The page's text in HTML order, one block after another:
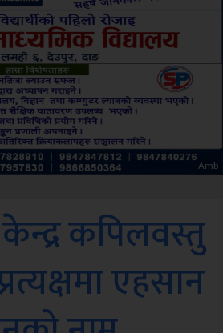
Sdc
कपिलवस्तु
एहसान